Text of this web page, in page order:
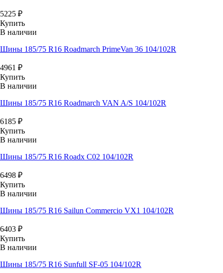
5225 ₽
Купить
В наличии
Шины 185/75 R16 Roadmarch PrimeVan 36 104/102R
4961 ₽
Купить
В наличии
Шины 185/75 R16 Roadmarch VAN A/S 104/102R
6185 ₽
Купить
В наличии
Шины 185/75 R16 Roadx C02 104/102R
6498 ₽
Купить
В наличии
Шины 185/75 R16 Sailun Commercio VX1 104/102R
6403 ₽
Купить
В наличии
Шины 185/75 R16 Sunfull SF-05 104/102R